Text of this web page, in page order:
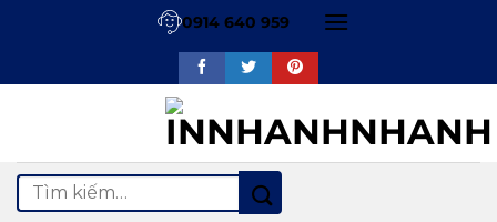
0914 640 959
Tìm
kiếm: